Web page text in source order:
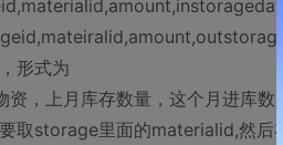
形式为
，上月库存数量，这个月进库数
取storage里面的materialid,然